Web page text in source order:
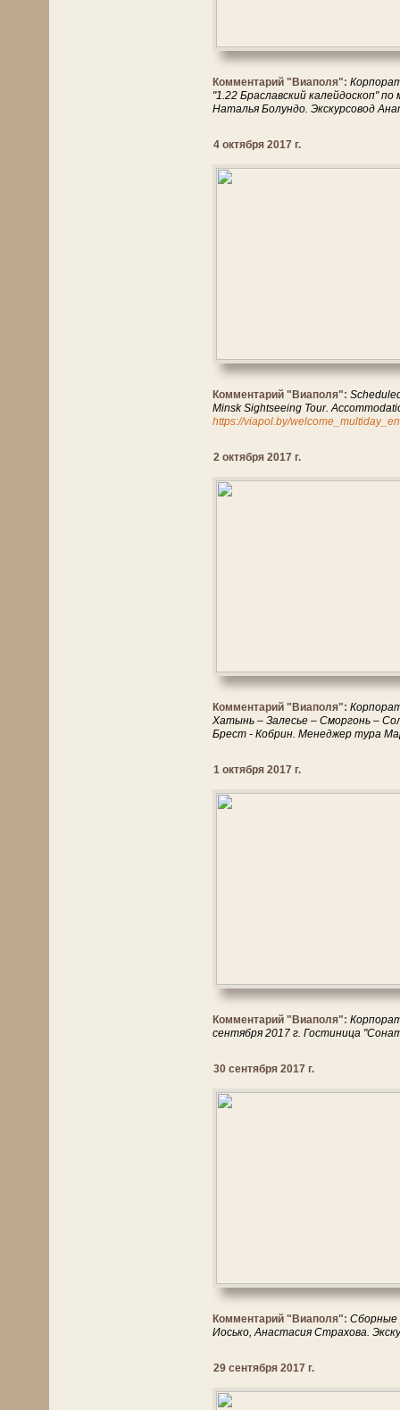
Комментарий "Виаполя":
"1.22 Браславский калейдоскоп"
Наталья Болундо. Экскурсовод
4 октября 2017 г.
Комментарий "Виаполя":
Minsk Sightseeing Tour.
https://viapol.by/
2 октября 2017 г.
Комментарий "Виаполя":
Хатынь – Залесье – Сморгонь –
Брест - Кобрин. Менеджер тура
1 октября 2017 г.
Комментарий "Виаполя":
сентября 2017 г. Гостиница
30 сентября 2017 г.
Комментарий "Виаполя": Сборные
Иосько, Анастасия Страхова.
29 сентября 2017 г.